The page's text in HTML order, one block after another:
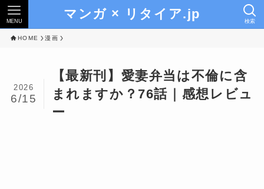
マンガ × リタイア.jp 検索
MENU
HOME 漫画
【最新刊】愛妻弁当は不倫に含
まれますか？76話｜感想レビュ
ー
2026
6/15